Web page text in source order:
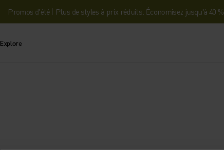
Promos d'été | Plus de styles à prix réduits. Économisez jusqu'à 40 %.
Explore